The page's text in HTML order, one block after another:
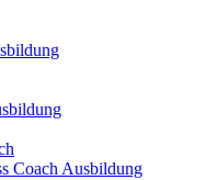
Coach Ausbildung